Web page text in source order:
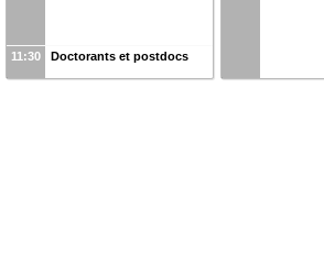
11:30 Doctorants et postdocs